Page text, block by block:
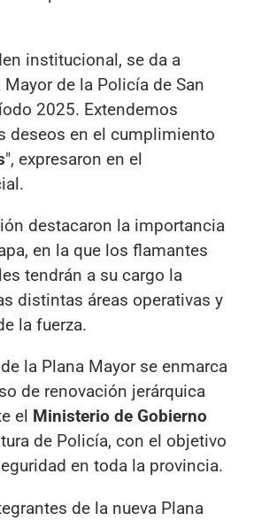
institucional, se da a
de la Policía de San
2025. Extendemos
deseos en el cumplimiento
", expresaron en el
destacaron la importancia
en la que los flamantes
tendrán a su cargo la
distintas áreas operativas y
la fuerza.
la Plana Mayor se enmarca
de renovación jerárquica
el Ministerio de Gobierno
de Policía, con el objetivo
en toda la provincia.
de la nueva Plana